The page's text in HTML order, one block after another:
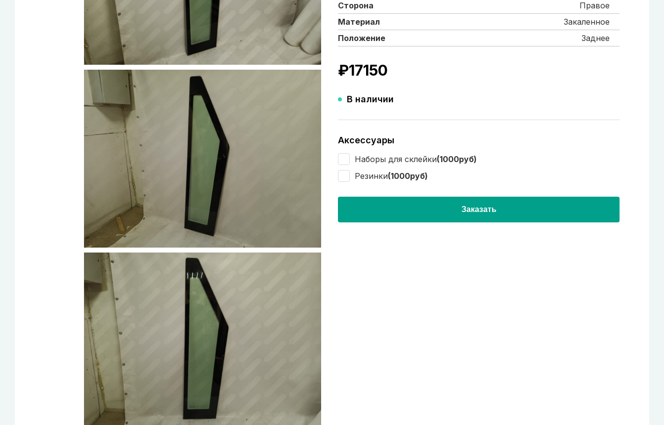
Сторона
Правое
Материал
Закаленное
Положение
Заднее
₽17150
В наличии
Аксессуары
Наборы для склейки(1000руб)
Резинки(1000руб)
Заказать